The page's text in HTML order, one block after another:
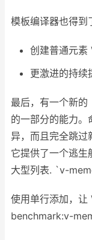
模板编译器也得到
创建普通元
更激进的持
最后，有一个新的
的一部分的能力
异，而且完全跳过
它提供了一个逃生
大型列表. `v-
使用单行添加，
benchmark:v-